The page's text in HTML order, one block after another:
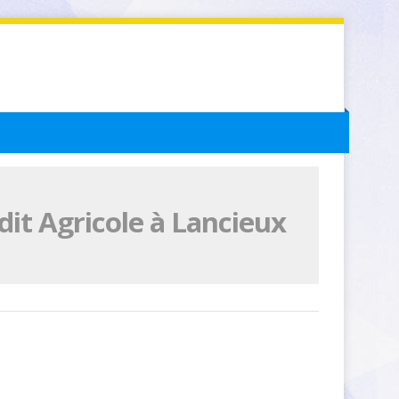
Agricole à Lancieux